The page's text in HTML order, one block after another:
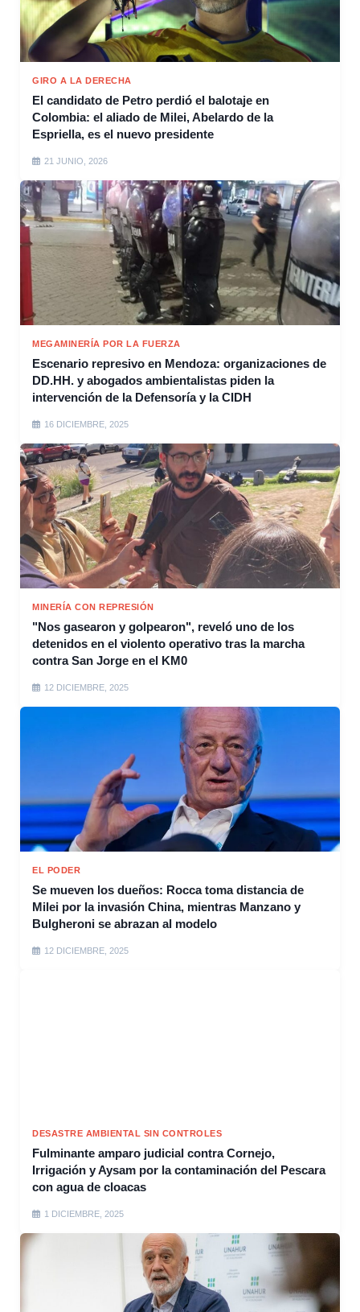
GIRO A LA DERECHA
El candidato de Petro perdió el balotaje en
Colombia: el aliado de Milei, Abelardo de la
Espriella, es el nuevo presidente
21 JUNIO, 2026
MEGAMINERÍA POR LA FUERZA
Escenario represivo en Mendoza: organizaciones de
DD.HH. y abogados ambientalistas piden la
intervención de la Defensoría y la CIDH
16 DICIEMBRE, 2025
MINERÍA CON REPRESIÓN
"Nos gasearon y golpearon", reveló uno de los
detenidos en el violento operativo tras la marcha
contra San Jorge en el KM0
12 DICIEMBRE, 2025
EL PODER
Se mueven los dueños: Rocca toma distancia de
Milei por la invasión China, mientras Manzano y
Bulgheroni se abrazan al modelo
12 DICIEMBRE, 2025
DESASTRE AMBIENTAL SIN CONTROLES
Fulminante amparo judicial contra Cornejo,
Irrigación y Aysam por la contaminación del Pescara
con agua de cloacas
1 DICIEMBRE, 2025